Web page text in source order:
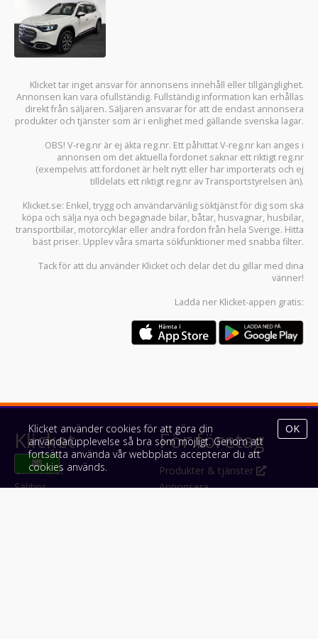
Klicket tar inget ansvar för annonsens innehåll eller tillgänglighet.
Annonsen kan vara ofullständig. Fullständig information kan erhållas
direkt från säljaren. Säljaren ansvarar för att de endast annonsera
produkter och tjänster som är i enlighet med gällande svenska lagar.
OBS! V-reg.nr är ej äkta reg.nr. Ett påhittat V-reg.nr kan anges i
annonsen om det aktuella fordonet saknar ett riktigt reg.nr
(exempelvis att fordonet är helt nytt eller har importerats och ej
tilldelats ett riktigt reg.nr av Transportstyrelsen än).
Klicket.se: Enkel, trygg och användarvänlig söktjänst för dig som ska
köpa och sälja nya och begagnade bilar, båtar, husvagnar, husbilar,
transportbilar, motorcyklar eller andra fordon från hela Sverige. Hitta
bäst priser. Upplev våra smarta sökfunktioner med snabba filter.
Tack för att du använder Klicket och delar det du gillar med dina
vänner!
Ladda ner Klicket-appen gratis:
Klicket
Om Klicket
Säljtips
För företag
Produkter & tjänster
Annonsera
Klicket använder cookies för att göra din
användarupplevelse så bra som möjligt. Genom att
fortsätta använda vår webbplats accepterar du att
cookies används.
OK